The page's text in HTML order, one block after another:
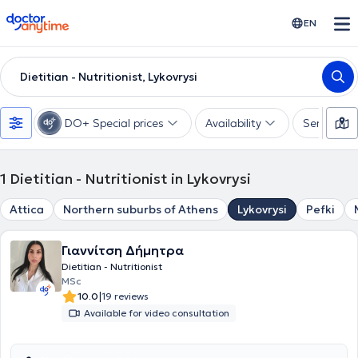
doctoranytime EN
Dietitian - Nutritionist, Lykovrysi
DO+ Special prices Availability Services
1 Dietitian - Nutritionist in Lykovrysi
Attica Northern suburbs of Athens Lykovrysi Pefki
Γιαννίτση Δήμητρα
Dietitian - Nutritionist
MSc
10.0|19 reviews
Available for video consultation